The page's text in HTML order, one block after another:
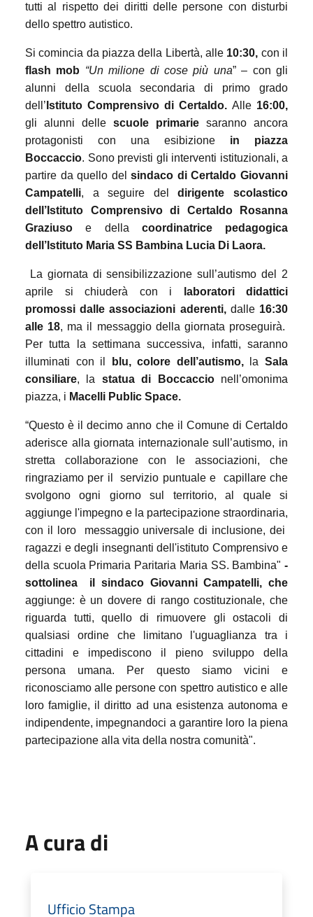
tutti al rispetto dei diritti delle persone con disturbi
dello spettro autistico.
Si comincia da piazza della Libertà, alle 10:30, con il
flash mob “Un milione di cose più una” – con gli
alunni della scuola secondaria di primo grado
dell’ Istituto Comprensivo di Certaldo. Alle 16:00,
gli alunni delle scuole primarie saranno ancora
protagonisti con una esibizione in piazza
Boccaccio. Sono previsti gli interventi istituzionali, a
partire da quello delsindaco di Certaldo Giovanni
Campatelli, a seguire deldirigente scolastico
dell’Istituto Comprensivo di Certaldo Rosanna
Graziuso e della coordinatrice pedagogica
dell’Istituto Maria SS Bambina Lucia Di Laora.
La giornata di sensibilizzazione sull’autismo del 2
aprile si chiuderà con i
laboratori didattici
promossi dalle associazioni aderenti,dalle 16:30
alle 18, ma il messaggio della giornata proseguirà.
Per tutta la settimana successiva, infatti, saranno
illuminati con il
blu, colore dell’autismo,laSala
consiliare, la statua di Boccaccionell’omonima
piazza, i Macelli Public Space.
“Questo è il decimo anno che il Comune di Certaldo
aderisce alla giornata internazionale sull’autismo, in
stretta collaborazione con le associazioni, che
ringraziamo per il
servizio puntuale e
capillare che
svolgono ogni giorno sul territorio, al quale si
aggiunge l'impegno e la partecipazione straordinaria,
con il loro
messaggio universale di inclusione, dei
ragazzi e degli insegnanti dell'istituto Comprensivo e
della scuola Primaria Paritaria Maria SS. Bambina" -
sottolinea
il sindaco Giovanni Campatelli, che
aggiunge: è un dovere di rango costituzionale, che
riguarda tutti, quello di rimuovere gli ostacoli di
qualsiasi ordine che limitano l'uguaglianza tra i
cittadini e impediscono il pieno sviluppo della
persona umana. Per questo siamo vicini e
riconosciamo alle persone con spettro autistico e alle
loro famiglie, il diritto ad una esistenza autonoma e
indipendente, impegnandoci a garantire loro la piena
partecipazione alla vita della nostra comunità".
A cura di
Ufficio Stampa